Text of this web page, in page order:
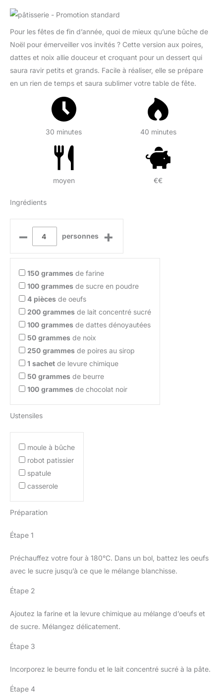
Pour les fêtes de fin d’année, quoi de mieux qu’une bûche de
Noël pour émerveiller vos invités ? Cette version aux poires,
dattes et noix allie douceur et croquant pour un dessert qui
saura ravir petits et grands. Facile à réaliser, elle se prépare
en un rien de temps et saura sublimer votre table de fête.
30 minutes 40 minutes
moyen €€
Ingrédients
– personnes +
150 grammes de farine
100 grammes de sucre en poudre
4 pièces de oeufs
200 grammes de lait concentré sucré
100 grammes de dattes dénoyautées
50 grammes de noix
250 grammes de poires au sirop
1 sachet de levure chimique
50 grammes de beurre
100 grammes de chocolat noir
Ustensiles
moule à bûche
robot patissier
spatule
casserole
Préparation
Étape 1
Préchauffez votre four à 180°C. Dans un bol, battez les oeufs
avec le sucre jusqu’à ce que le mélange blanchisse.
Étape 2
Ajoutez la farine et la levure chimique au mélange d’oeufs et
de sucre. Mélangez délicatement.
Étape 3
Incorporez le beurre fondu et le lait concentré sucré à la pâte.
Étape 4